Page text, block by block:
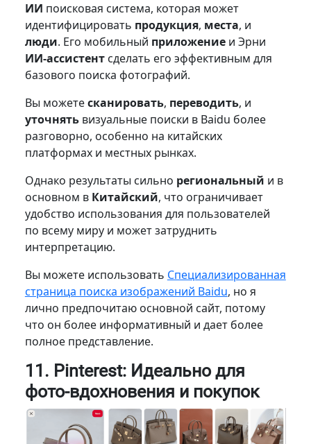
ИИ поисковая система, которая может
идентифицировать продукция, места, и
люди. Его мобильный приложениеи Эрни
ИИ-ассистент сделать его эффективным для
базового поиска фотографий.
Вы можетесканировать, переводить, и
уточнять визуальные поиски в Baidu более
разговорно, особенно на китайских
платформах и местных рынках.
Однако результаты сильно региональный и в
основном в Китайский, что ограничивает
удобство использования для пользователей
по всему миру и может затруднить
интерпретацию.
Вы можете использовать Специализированная
страница поиска изображений Baidu, но я
лично предпочитаю основной сайт, потому
что он более информативный и дает более
полное представление.
11. Pinterest: Идеально для
фото-вдохновения и покупок